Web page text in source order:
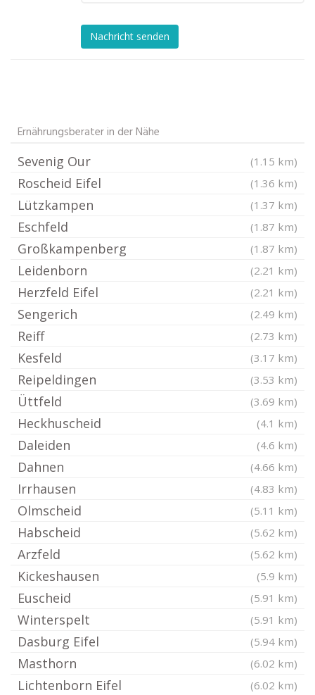
Nachricht senden
Ernährungsberater in der Nähe
Sevenig Our (1.15 km)
Roscheid Eifel (1.36 km)
Lützkampen (1.37 km)
Eschfeld (1.87 km)
Großkampenberg (1.87 km)
Leidenborn (2.21 km)
Herzfeld Eifel (2.21 km)
Sengerich (2.49 km)
Reiff (2.73 km)
Kesfeld (3.17 km)
Reipeldingen (3.53 km)
Üttfeld (3.69 km)
Heckhuscheid (4.1 km)
Daleiden (4.6 km)
Dahnen (4.66 km)
Irrhausen (4.83 km)
Olmscheid (5.11 km)
Habscheid (5.62 km)
Arzfeld (5.62 km)
Kickeshausen (5.9 km)
Euscheid (5.91 km)
Winterspelt (5.91 km)
Dasburg Eifel (5.94 km)
Masthorn (6.02 km)
Lichtenborn Eifel (6.02 km)